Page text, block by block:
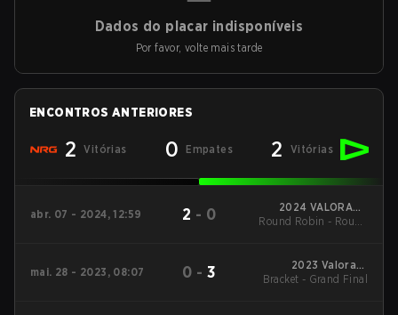
Dados do placar indisponíveis
Por favor, volte mais tarde
ENCONTROS ANTERIORES
2 Vitórias 0 Empates 2 Vitórias
abr. 07 - 2024, 12:59 2 - 0
2024 VALORANT
Champions Tour:
Round Robin - Round
mai. 28 - 2023, 08:07 0 - 3
2023 Valorant
Champions Tour:
Bracket - Grand Final